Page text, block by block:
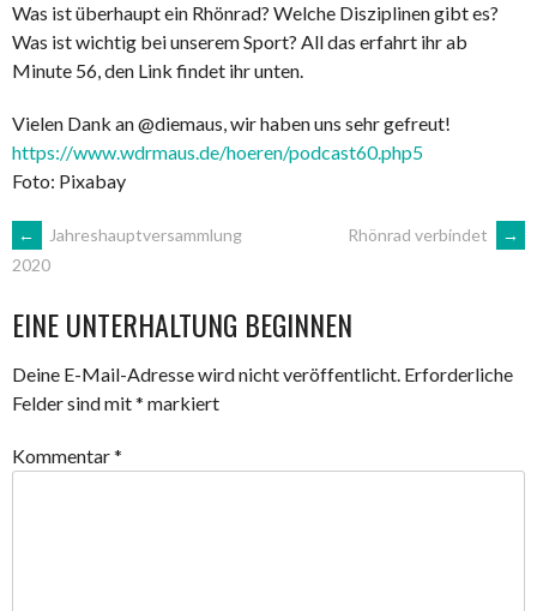
Was ist überhaupt ein Rhönrad? Welche Disziplinen gibt es?
Was ist wichtig bei unserem Sport? All das erfahrt ihr ab
Minute 56, den Link findet ihr unten.
Vielen Dank an @diemaus, wir haben uns sehr gefreut!
https://www.wdrmaus.de/hoeren/podcast60.php5
Foto: Pixabay
ARTIKEL-
NAVIGATION
←
Jahreshauptversammlung
2020
Rhönrad verbindet →
EINE UNTERHALTUNG BEGINNEN
Deine E-Mail-Adresse wird nicht veröffentlicht. Erforderliche
Felder sind mit* markiert
Kommentar*